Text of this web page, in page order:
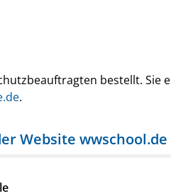
bestellt.
.
Website wwschool.de